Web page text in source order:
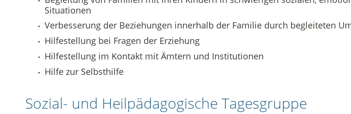
Situationen
Verbesserung der Beziehungen innerhalb der Familie durch begleiteten
Hilfestellung bei Fragen der Erziehung
Hilfestellung im Kontakt mit Ämtern und Institutionen
Hilfe zur Selbsthilfe
Sozial- und Heilpädagogische Tagesgruppe